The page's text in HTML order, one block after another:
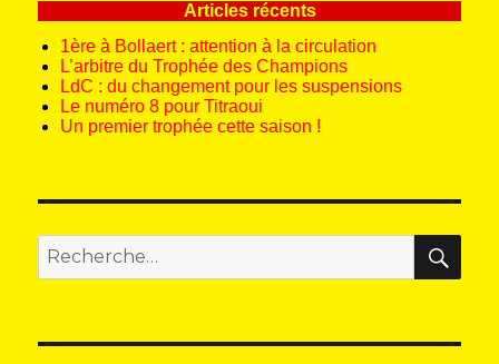
Articles récents
1ère à Bollaert : attention à la circulation
L’arbitre du Trophée des Champions
LdC : du changement pour les suspensions
Le numéro 8 pour Titraoui
Un premier trophée cette saison !
pour
: